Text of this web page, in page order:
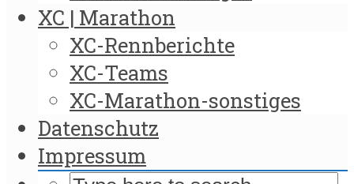
XC | Marathon
XC-Rennberichte
XC-Teams
XC-Marathon-sonstiges
Datenschutz
Impressum